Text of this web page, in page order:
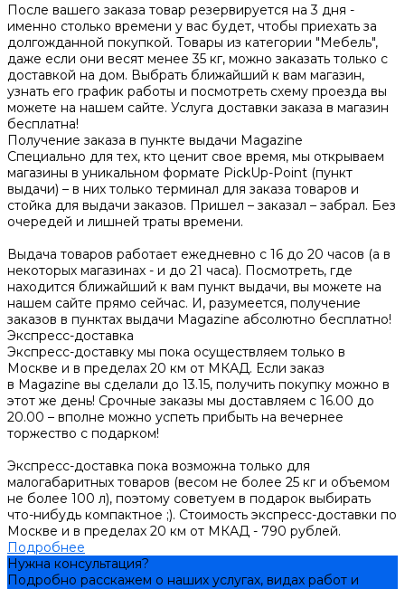
После вашего заказа товар резервируется на 3 дня -
именно столько времени у вас будет, чтобы приехать за
долгожданной покупкой. Товары из категории "Мебель",
даже если они весят менее 35 кг, можно заказать только с
доставкой на дом. Выбрать ближайший к вам магазин,
узнать его график работы и посмотреть схему проезда вы
можете на нашем сайте. Услуга доставки заказа в магазин
бесплатна!
Получение заказа в пункте выдачи Magazine
Специально для тех, кто ценит свое время, мы открываем
магазины в уникальном формате PickUp-Point (пункт
выдачи) – в них только терминал для заказа товаров и
стойка для выдачи заказов. Пришел – заказал – забрал. Без
очередей и лишней траты времени.
Выдача товаров работает ежедневно с 16 до 20 часов (а в
некоторых магазинах - и до 21 часа). Посмотреть, где
находится ближайший к вам пункт выдачи, вы можете на
нашем сайте прямо сейчас. И, разумеется, получение
заказов в пунктах выдачи Magazine абсолютно бесплатно!
Экспресс-доставка
Экспресс-доставку мы пока осуществляем только в
Москве и в пределах 20 км от МКАД. Если заказ
в Magazine вы сделали до 13.15, получить покупку можно в
этот же день! Срочные заказы мы доставляем с 16.00 до
20.00 – вполне можно успеть прибыть на вечернее
торжество с подарком!
Экспресс-доставка пока возможна только для
малогабаритных товаров (весом не более 25 кг и объемом
не более 100 л), поэтому советуем в подарок выбирать
что-нибудь компактное ;). Стоимость экспресс-доставки по
Москве и в пределах 20 км от МКАД - 790 рублей.
Подробнее
Нужна консультация?
Подробно расскажем о наших услугах, видах работ и